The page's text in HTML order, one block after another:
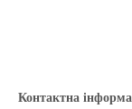
Контактна